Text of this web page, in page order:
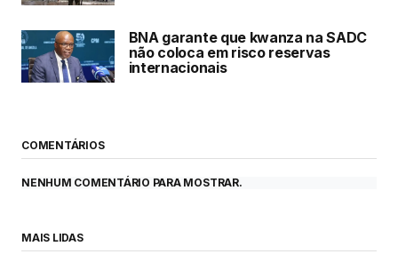
BNA garante que kwanza na SADC
não coloca em risco reservas
internacionais
COMENTÁRIOS
NENHUM COMENTÁRIO PARA MOSTRAR.
MAIS LIDAS